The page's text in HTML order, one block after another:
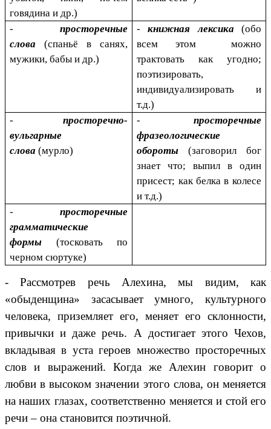
говядина и др.)
- просторечные
слова (спаньё в санях,
мужики, бабы и др.)
-книжная лексика (обо
всем этом можно
трактовать как угодно;
поэтизировать,
индивидуализировать и
т.д.)
- просторечно-
вульгарные
слова (мурло)
- просторечные
фразеологические
обороты (заговорил бог
знает что; выпил в один
присест; как белка в колесе
и т.д.)
- просторечные
грамматические
формы (тосковать по
черном сюртуке)
- Рассмотрев речь Алехина, мы видим, как
«обыденщина» засасывает умного, культурного
человека, приземляет его, меняет его склонности,
привычки и даже речь. А достигает этого Чехов,
вкладывая в уста героев множество просторечных
слов и выражений. Когда же Алехин говорит о
любви в высоком значении этого слова, он меняется
на наших глазах, соответственно меняется и стой его
речи – она становится поэтичной.